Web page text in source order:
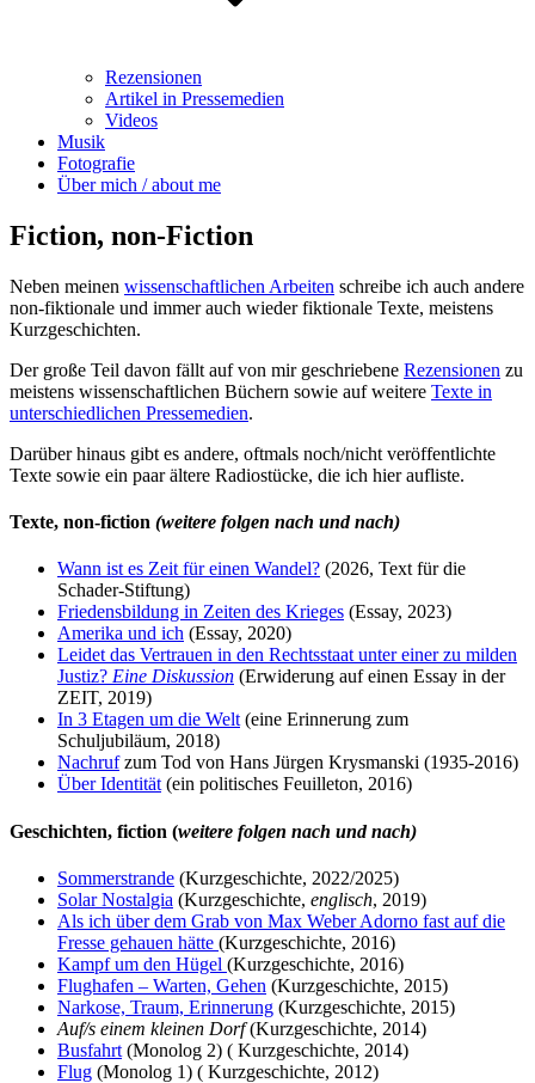
Rezensionen
Artikel in Pressemedien
Videos
Musik
Fotografie
Über mich / about me
Fiction, non-Fiction
Neben meinen wissenschaftlichen Arbeiten schreibe ich auch andere
non-fiktionale und immer auch wieder fiktionale Texte, meistens
Kurzgeschichten.
Der große Teil davon fällt auf von mir geschriebene Rezensionen zu
meistens wissenschaftlichen Büchern sowie auf weitere Texte in
unterschiedlichen Pressemedien.
Darüber hinaus gibt es andere, oftmals noch/nicht veröffentlichte
Texte sowie ein paar ältere Radiostücke, die ich hier aufliste.
Texte, non-fiction (weitere folgen nach und nach)
Wann ist es Zeit für einen Wandel? (2026, Text für die
Schader-Stiftung)
Friedensbildung in Zeiten des Krieges (Essay, 2023)
Amerika und ich (Essay, 2020)
Leidet das Vertrauen in den Rechtsstaat unter einer zu milden
Justiz? Eine Diskussion (Erwiderung auf einen Essay in der
ZEIT, 2019)
In 3 Etagen um die Welt (eine Erinnerung zum
Schuljubiläum, 2018)
Nachrufzum Tod von Hans Jürgen Krysmanski (1935-2016)
Über Identität (ein politisches Feuilleton, 2016)
Geschichten, fiction (weitere folgen nach und nach)
Sommerstrande (Kurzgeschichte, 2022/2025)
Solar Nostalgia (Kurzgeschichte, englisch, 2019)
Als ich über dem Grab von Max Weber Adorno fast auf die
Fresse gehauen hätte (Kurzgeschichte, 2016)
Kampf um den Hügel (Kurzgeschichte, 2016)
Flughafen – Warten, Gehen (Kurzgeschichte, 2015)
Narkose, Traum, Erinnerung (Kurzgeschichte, 2015)
Auf/s einem kleinen Dorf(Kurzgeschichte, 2014)
Busfahrt (Monolog 2) ( Kurzgeschichte, 2014)
Flug (Monolog 1) ( Kurzgeschichte, 2012)